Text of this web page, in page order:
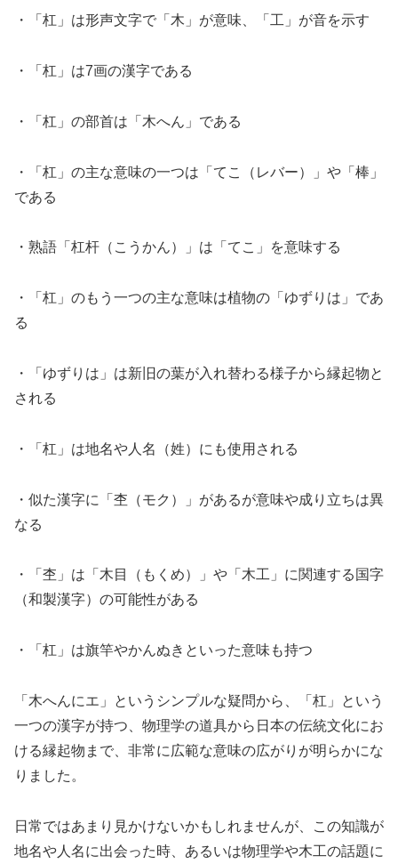
・「杠」は形声文字で「木」が意味、「工」が音を示す
・「杠」は7画の漢字である
・「杠」の部首は「木へん」である
・「杠」の主な意味の一つは「てこ（レバー）」や「棒」
である
・熟語「杠杆（こうかん）」は「てこ」を意味する
・「杠」のもう一つの主な意味は植物の「ゆずりは」であ
る
・「ゆずりは」は新旧の葉が入れ替わる様子から縁起物と
される
・「杠」は地名や人名（姓）にも使用される
・似た漢字に「杢（モク）」があるが意味や成り立ちは異
なる
・「杢」は「木目（もくめ）」や「木工」に関連する国字
（和製漢字）の可能性がある
・「杠」は旗竿やかんぬきといった意味も持つ
「木へんにエ」というシンプルな疑問から、「杠」という
一つの漢字が持つ、物理学の道具から日本の伝統文化にお
ける縁起物まで、非常に広範な意味の広がりが明らかにな
りました。
日常ではあまり見かけないかもしれませんが、この知識が
地名や人名に出会った時、あるいは物理学や木工の話題に